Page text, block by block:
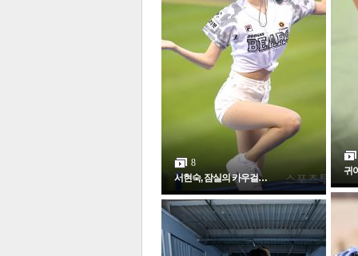
8
서현숙, 잠실의 카우걸…
귀